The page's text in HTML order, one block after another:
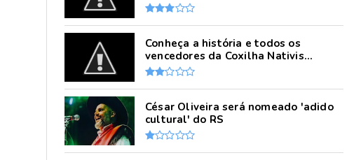
Conheça a história e todos os
vencedores da Coxilha Nativis...
César Oliveira será nomeado 'adido
cultural' do RS